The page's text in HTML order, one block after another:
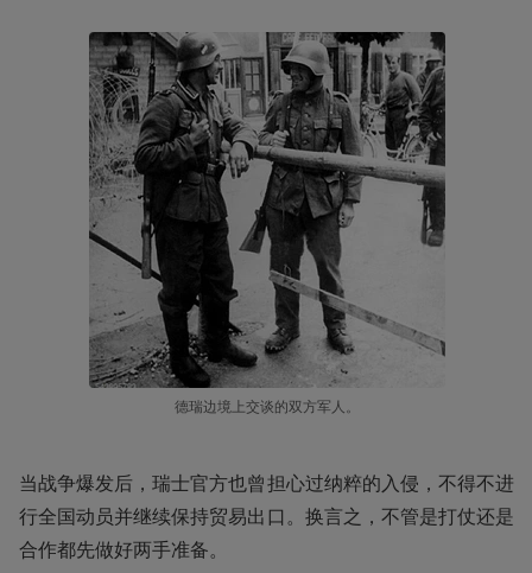
德瑞边境上交谈的双方军人。
当战争爆发后，瑞士官方也曾担心过纳粹的入侵，不得不进
行全国动员并继续保持贸易出口。换言之，不管是打仗还是
合作都先做好两手准备。